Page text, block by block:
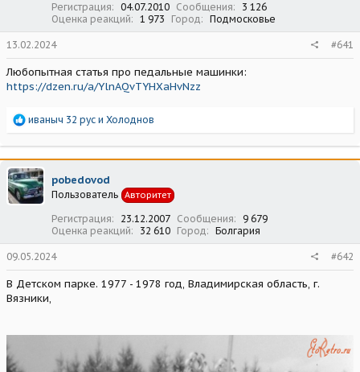
л
а
Регистрация 04.07.2010 Сообщения
3 126
Оценка реакций
1 973 Город Подмосковье
13.02.2024 #641
Любопытная статья про педальные машинки:
https://dzen.ru/a/YlnAQvTYHXaHvNzz
Р
а
к
ц
и
и
иваныч 32 рус и Холоднов
pobedovod
Пользователь Авторитет
Регистрация 23.12.2007 Сообщения
9 679
Оценка реакций
32 610 Город Болгария
09.05.2024 #642
В Детском парке. 1977 - 1978 год, Владимирская область, г.
Вязники,